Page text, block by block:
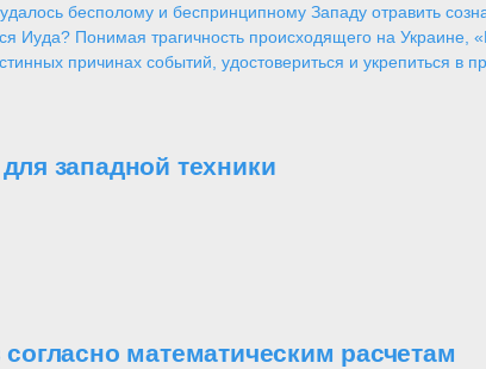
бесполому и беспринципному Западу отравить
Иуда? Понимая трагичность происходящего на
причинах событий, удостовериться и укрепиться в
западной техники
математическим расчетам